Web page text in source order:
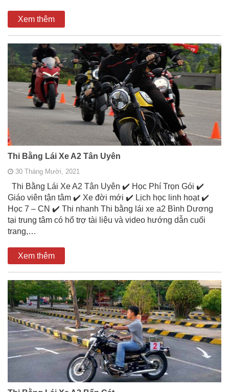
Xem thêm
Thi Bằng Lái Xe A2 Tân Uyên
30 Tháng Mười, 2021
Thi Bằng Lái Xe A2 Tân Uyên ✔️ Học Phí Trọn Gói ✔️
Giáo viên tận tâm ✔️ Xe đời mới ✔️ Lịch học linh hoạt ✔️
Học 7 – CN ✔️ Thi nhanh Thi bằng lái xe a2 Bình Dương
tại trung tâm có hổ trợ tài liệu và video hướng dẫn cuối
trang,…
Xem thêm